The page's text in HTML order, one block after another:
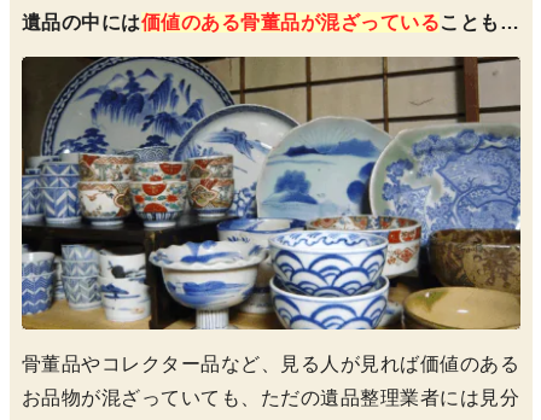
遺品の中には価値のある骨董品が混ざっていることも…
骨董品やコレクター品など、見る人が見れば価値のある
お品物が混ざっていても、ただの遺品整理業者には見分